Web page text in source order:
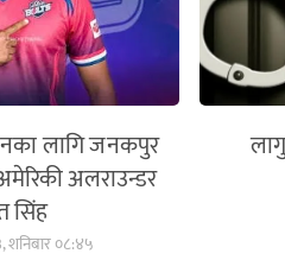
लागि जनकपुर
अलराउन्डर
सिंह
शनिबार ०८:४५